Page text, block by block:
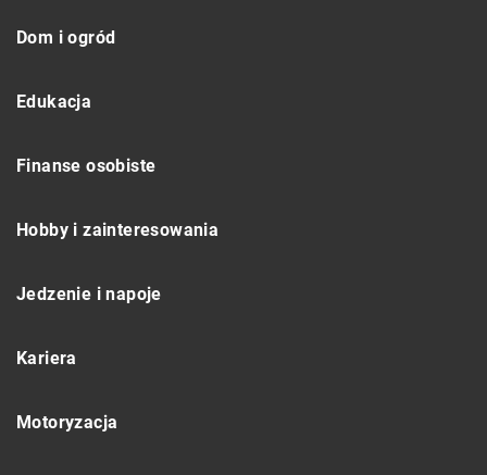
Dom i ogród
Edukacja
Finanse osobiste
Hobby i zainteresowania
Jedzenie i napoje
Kariera
Motoryzacja